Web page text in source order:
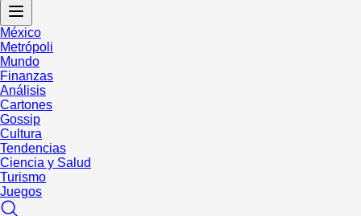
México
Metrópoli
Mundo
Finanzas
Análisis
Cartones
Gossip
Cultura
Tendencias
Ciencia y Salud
Turismo
Juegos